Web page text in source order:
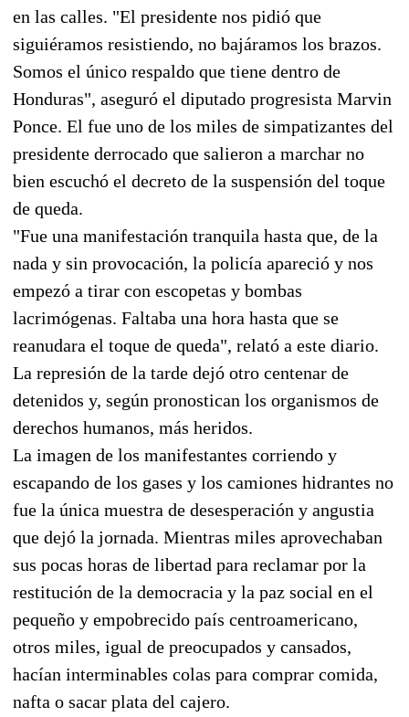
en las calles. "El presidente nos pidió que
siguiéramos resistiendo, no bajáramos los brazos.
Somos el único respaldo que tiene dentro de
Honduras", aseguró el diputado progresista Marvin
Ponce. El fue uno de los miles de simpatizantes del
presidente derrocado que salieron a marchar no
bien escuchó el decreto de la suspensión del toque
de queda.
"Fue una manifestación tranquila hasta que, de la
nada y sin provocación, la policía apareció y nos
empezó a tirar con escopetas y bombas
lacrimógenas. Faltaba una hora hasta que se
reanudara el toque de queda", relató a este diario.
La represión de la tarde dejó otro centenar de
detenidos y, según pronostican los organismos de
derechos humanos, más heridos.
La imagen de los manifestantes corriendo y
escapando de los gases y los camiones hidrantes no
fue la única muestra de desesperación y angustia
que dejó la jornada. Mientras miles aprovechaban
sus pocas horas de libertad para reclamar por la
restitución de la democracia y la paz social en el
pequeño y empobrecido país centroamericano,
otros miles, igual de preocupados y cansados,
hacían interminables colas para comprar comida,
nafta o sacar plata del cajero.